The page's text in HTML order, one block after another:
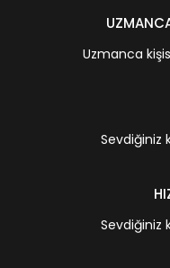
Uzmanca
Sevdiğiniz
Sevdiğiniz